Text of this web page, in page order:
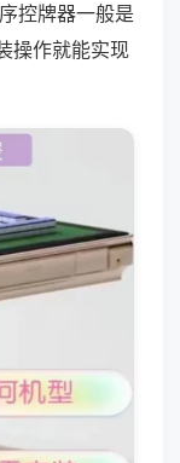
控牌器一般是
操作就能实现